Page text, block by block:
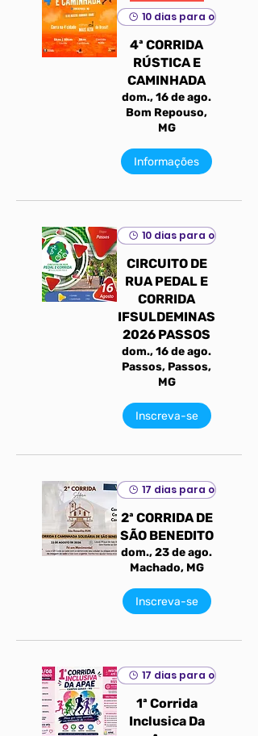
10 dias para o evento
4ª CORRIDA
RÚSTICA E
CAMINHADA
dom., 16 de ago.
Bom Repouso,
MG
Informações
10 dias para o evento
CIRCUITO DE
RUA PEDAL E
CORRIDA
IFSULDEMINAS
2026 PASSOS
dom., 16 de ago.
Passos, Passos,
MG
Inscreva-se
17 dias para o evento
2ª CORRIDA DE
SÃO BENEDITO
dom., 23 de ago.
Machado, MG
Inscreva-se
17 dias para o evento
1ª Corrida
Inclusica Da